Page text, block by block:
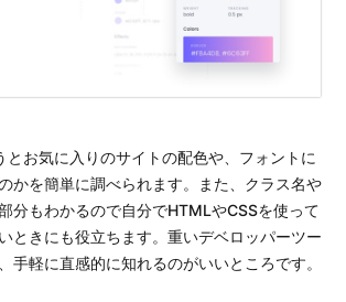
とお気に入りのサイトの配色や、フォントに
かを簡単に調べられます。また、クラス名や
分もわかるので自分でHTMLやCSSを使って
ときにも役立ちます。重いデベロッパーツー
手軽に直感的に知れるのがいいところです。